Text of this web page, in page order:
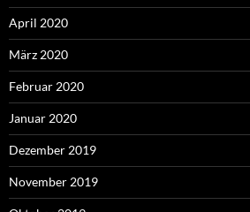
April 2020
März 2020
Februar 2020
Januar 2020
Dezember 2019
November 2019